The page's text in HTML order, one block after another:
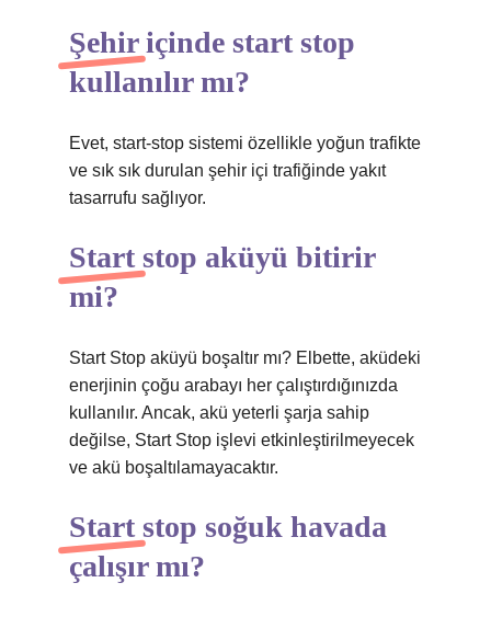
Şehir içinde start stop
kullanılır mı?
Evet, start-stop sistemi özellikle yoğun trafikte
ve sık sık durulan şehir içi trafiğinde yakıt
tasarrufu sağlıyor.
Start stop aküyü bitirir
mi?
Start Stop aküyü boşaltır mı? Elbette, aküdeki
enerjinin çoğu arabayı her çalıştırdığınızda
kullanılır. Ancak, akü yeterli şarja sahip
değilse, Start Stop işlevi etkinleştirilmeyecek
ve akü boşaltılamayacaktır.
Start stop soğuk havada
çalışır mı?